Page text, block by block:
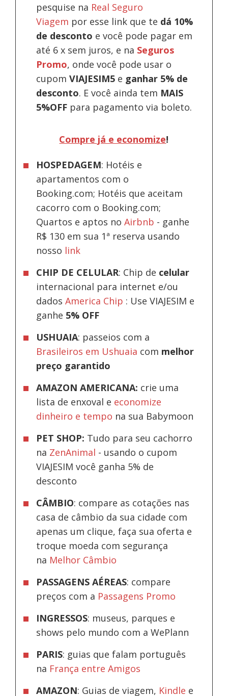
pesquise na Real Seguro
Viagem por esse link que te dá 10%
de desconto e você pode pagar em
até 6 x sem juros, e na Seguros
Promo, onde você pode usar o
cupomVIAJESIM5 e ganhar 5% de
desconto. E você ainda tem MAIS
5%OFF para pagamento via boleto.
Compre já e economize!
HOSPEDAGEM: Hotéis e
apartamentos com o
Booking.com; Hotéis que aceitam
cacorro com o Booking.com;
Quartos e aptos noAirbnb - ganhe
R$ 130 em sua 1ª reserva usando
nosso link
CHIP DE CELULAR: Chip de celular
internacional para internet e/ou
dadosAmerica Chip : Use VIAJESIM e
ganhe 5% OFF
USHUAIA: passeios com a
Brasileiros em Ushuaia com melhor
preço garantido
AMAZON AMERICANA: crie uma
lista de enxoval e economize
dinheiro e tempo na sua Babymoon
PET SHOP: Tudo para seu cachorro
na ZenAnimal - usando o cupom
VIAJESIM você ganha 5% de
desconto
CÂMBIO: compare as cotações nas
casa de câmbio da sua cidade com
apenas um clique, faça sua oferta e
troque moeda com segurança
na Melhor Câmbio
PASSAGENS AÉREAS: compare
preços com a Passagens Promo
INGRESSOS: museus, parques e
shows pelo mundo com a WePlann
PARIS: guias que falam português
na França entre Amigos
AMAZON: Guias de viagem, Kindle e